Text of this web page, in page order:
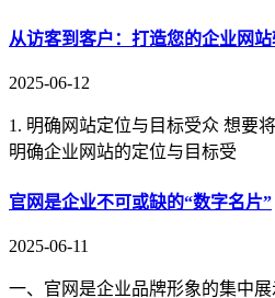
从访客到客户：打造您的企业网站
2025-06-12
1. 明确网站定位与目标受众 想要
明确企业网站的定位与目标受
官网是企业不可或缺的“数字名片”
2025-06-11
一、官网是企业品牌形象的集中